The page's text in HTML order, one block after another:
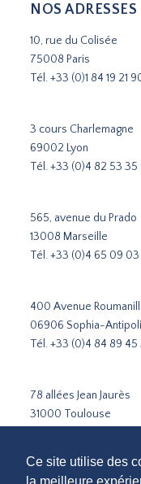
Ce site utilise des
NOS ADRESSES
10, rue du Colisée
75008 Paris
Tél.+33 (0)1 84 19 21
3 cours Charlemagne
69002 Lyon
Tél.+33 (0)4 82 53 35
565, avenue du Prado
13008 Marseille
Tél.+33 (0)4 65 09
400 Avenue
06906 Sophia-
Tél.+33 (0)4 84 89 45
78 allées Jean Jaurès
31000 Toulouse
Cabinet de recrutement